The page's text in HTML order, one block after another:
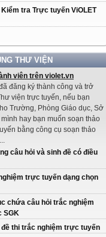
tra Trực tuyến ViOLET
THƯ VIỆN
viên trên violet.vn
đăng ký thành công và trở
viện trực tuyến, nếu bạn
Trường, Phòng Giáo dục, Sở
hay bạn muốn soạn thảo
bằng công cụ soạn thảo
câu hỏi và sinh đề có điều
trực tuyến dạng chọn
chứa câu hỏi trắc nghiệm
SGK
thi trắc nghiệm trực tuyến